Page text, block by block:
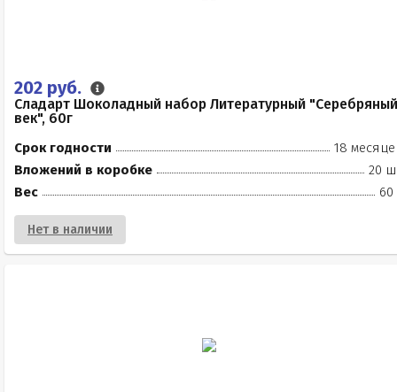
202 руб.
Сладарт Шоколадный набор Литературный "Серебряный
век", 60г
Срок годности
18
Вложений в коробке
20
Вес
60
Нет в наличии